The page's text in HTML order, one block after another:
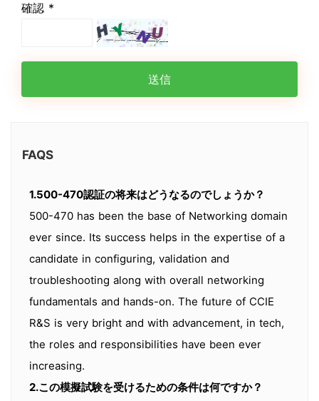
確認 *
送信
FAQS
1.500-470認証の将来はどうなるのでしょうか？
500-470 has been the base of Networking domain
ever since. Its success helps in the expertise of a
candidate in configuring, validation and
troubleshooting along with overall networking
fundamentals and hands-on. The future of CCIE
R&S is very bright and with advancement, in tech,
the roles and responsibilities have been ever
increasing.
2.この模擬試験を受けるための条件は何ですか？